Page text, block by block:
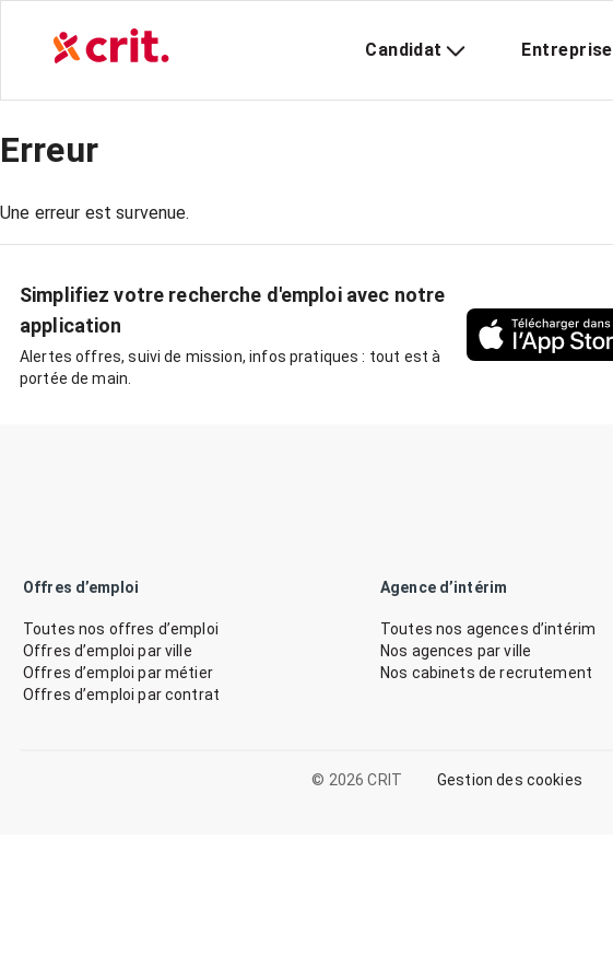
Candidat Entreprise
Erreur
Une erreur est survenue.
Simplifiez votre recherche d'emploi avec notre
application
Alertes offres, suivi de mission, infos pratiques : tout est à
portée de main.
Offres d’emploi
Toutes nos offres d’emploi
Offres d’emploi par ville
Offres d’emploi par métier
Offres d’emploi par contrat
Agence d’intérim
Toutes nos agences d’intérim
Nos agences par ville
Nos cabinets de recrutement
© 2026 CRIT Gestion des cookies